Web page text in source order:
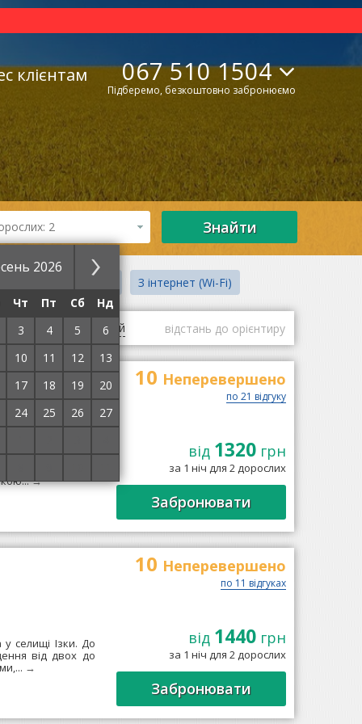
клієнтам 067 510 1504
Підберемо, безкоштовно забронюємо
2026
Чт Пт Сб
Нд
3 4 5
6
10 11 12
13
17 18 19
20
24 25 26
27
2 Знайти
З інтернет (Wi-Fi)
оцінки гостей відстань до орієнтиру
від еко-курорту
потічка"
→
10 Неперевершено
по 21 відгуку
від 1320грн
за 1 ніч для 2 дорослих
Забронювати
селищі Ізки. До
від двох до
→
10 Неперевершено
по 11 відгуках
від 1440грн
за 1 ніч для 2 дорослих
Забронювати